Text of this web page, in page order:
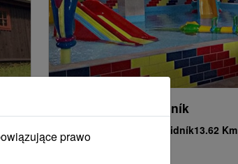
Aquaruthenia Svidník
Svidník13.62 Km
prawo